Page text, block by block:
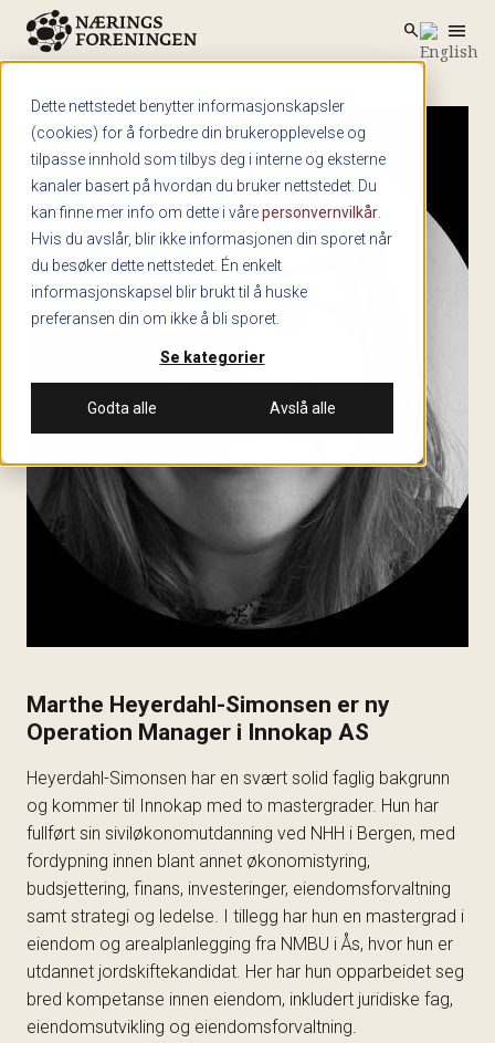
Dette nettstedet benytter informasjonskapsler
(cookies) for å forbedre din brukeropplevelse og
tilpasse innhold som tilbys deg i interne og eksterne
kanaler basert på hvordan du bruker nettstedet. Du
kan finne mer info om dette i vårepersonvernvilkår
Hvis du avslår, blir ikke informasjonen din sporet når
du besøker dette nettstedet. Én enkelt
informasjonskapsel blir brukt til å huske
preferansen din om ikke å bli sporet.
Se kategorier
Godta alle Avslå alle
Skip to main content search menu
Marthe Heyerdahl-Simonsen er ny
Operation Manager i Innokap AS
Heyerdahl-Simonsen har en svært solid faglig bakgrunn
og kommer til Innokap med to mastergrader. Hun har
fullført sin siviløkonomutdanning ved NHH i Bergen, med
fordypning innen blant annet økonomistyring,
budsjettering, finans, investeringer, eiendomsforvaltning
samt strategi og ledelse. I tillegg har hun en mastergrad i
eiendom og arealplanlegging fra NMBU i Ås, hvor hun er
utdannet jordskiftekandidat. Her har hun opparbeidet seg
bred kompetanse innen eiendom, inkludert juridiske fag,
eiendomsutvikling og eiendomsforvaltning.